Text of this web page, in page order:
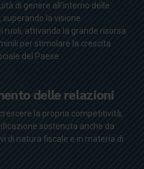
di genere all’interno delle
la visione
ruoli, attivando la grande risorsa
per stimolare la crescita
del Paese
delle relazioni
la propria competitività,
sostenuta anche da
di natura fiscale e in materia di